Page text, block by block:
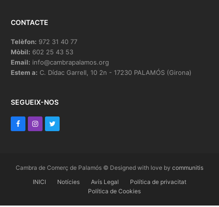
CONTACTE
Telèfon: 972 31 40 77
Mòbil: 602 25 43 53
Email: info@cambrapalamos.org
Estem a: C. Dídac Garrell, 10 2n - 17230 PALAMÓS (Girona)
SEGUEIX-NOS
e
t
a
t
t
Cambra de Comerç de Palamós © Designed with love by communitis
INICI
Notícies Avís Legal
Política de privacitat
Política de Cookies